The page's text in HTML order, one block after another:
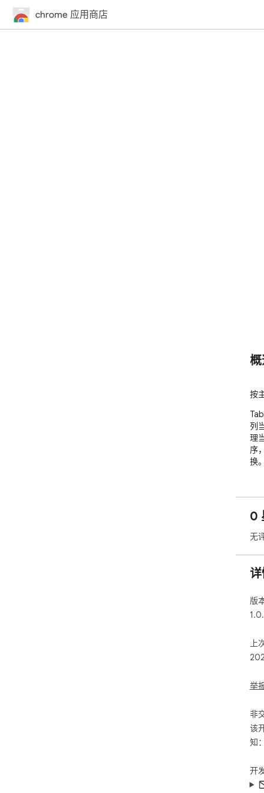
chrome 应用商店
按
列
理
序
换
0
无
版
上
举
开
非
该
知